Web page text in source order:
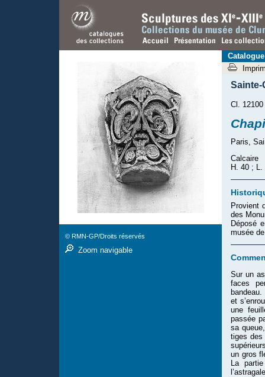
Sainte-
Cl. 12100
Paris,
Calcaire
H. 40 ;
Provient
des
Déposé
musée
Sur un
faces
bandeau.
et
une
passée
sa
tiges des
un gros
La
© RMN-GP/Droits réservés
Zoom navigable
Catalogue